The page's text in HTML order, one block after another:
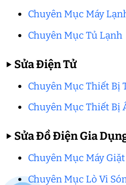
Chuyên Mục Máy
Chuyên Mục Tủ Lạnh
▶ Sửa Điện Tử
Chuyên Mục Thiết Bị
Chuyên Mục Thiết Bị
▶ Sửa Đồ Điện Gia
Chuyên Mục Máy Giặt
Chuyên Mục Lò Vi